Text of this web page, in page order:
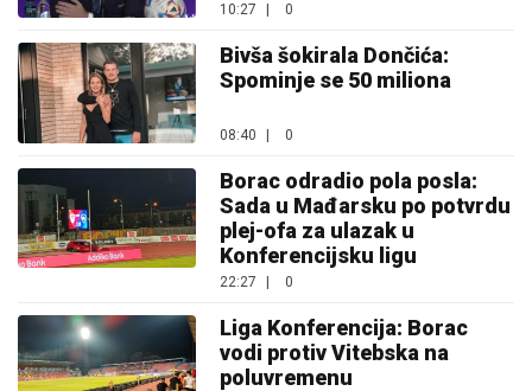
10:27 0
Bivša šokirala Dončića:
Spominje se 50 miliona
08:40 | 0
Borac odradio pola posla:
Sada u Mađarsku po potvrdu
plej-ofa za ulazak u
Konferencijsku ligu
22:27 | 0
Liga Konferencija: Borac
vodi protiv Vitebska na
poluvremenu